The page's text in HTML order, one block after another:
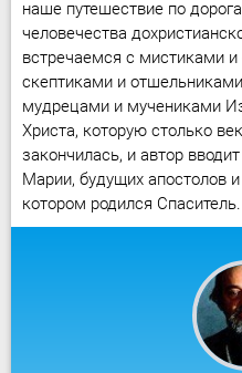
наше путешествие по
человечества
встречаемся с мистиками
скептиками и
мудрецами и мучениками
Христа, которую столько
закончилась, и автор
Марии, будущих апостолов
котором родился Спаситель.